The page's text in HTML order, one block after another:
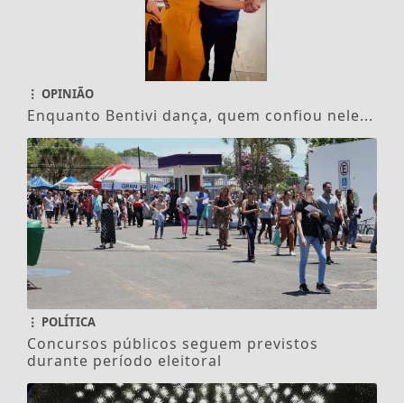
OPINIÃO
Enquanto Bentivi dança, quem confiou nele...
POLÍTICA
Concursos públicos seguem previstos
durante período eleitoral